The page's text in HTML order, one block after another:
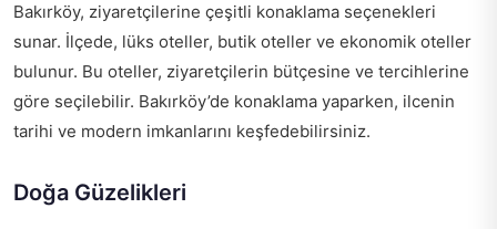
Bakırköy, ziyaretçilerine çeşitli konaklama seçenekleri
sunar. İlçede, lüks oteller, butik oteller ve ekonomik oteller
bulunur. Bu oteller, ziyaretçilerin bütçesine ve tercihlerine
göre seçilebilir. Bakırköy’de konaklama yaparken, ilcenin
tarihi ve modern imkanlarını keşfedebilirsiniz.
Doğa Güzelikleri